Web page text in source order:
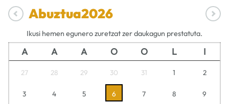
Abuztua2026
Ikusi hemen egunero zuretzat zer daukagun prestatuta.
A A A O O L I
27 28 29 30 31 1 2
3 4 5 6 7 8 9